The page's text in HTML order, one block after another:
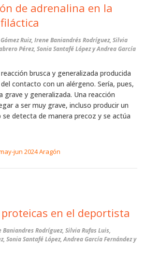
de adrenalina en la
Ruiz, Irene Baniandrés Rodríguez, Silvia
Pérez, Sonia Santafé López y Andrea García
brusca y generalizada producida
contacto con un alérgeno. Sería, pues,
grave y generalizada. Una reacción
a ser muy grave, incluso producir un
se detecta de manera precoz y se actúa
jun 2024 Aragón
proteicas en el deportista
Baniandres Rodríguez, Silvia Rufas Luis,
Sonia Santafé López, Andrea García Fernández y